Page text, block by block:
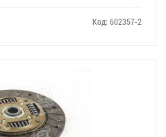
Код: 602357-2